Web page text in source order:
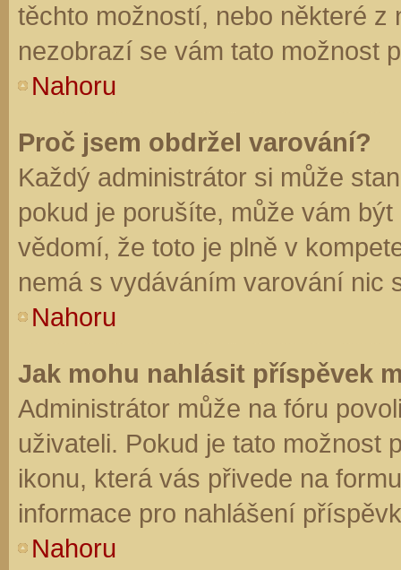
těchto možností, nebo některé z
nezobrazí se vám tato možnost
Nahoru
Proč jsem obdržel varování?
Každý administrátor si může
pokud je porušíte, může vám
vědomí, že toto je plně v
nemá s vydáváním varování nic
Nahoru
Jak mohu nahlásit příspěvek
Administrátor může na fóru
uživateli. Pokud je tato možnost
ikonu, která vás přivede na
informace pro nahlášení
Nahoru